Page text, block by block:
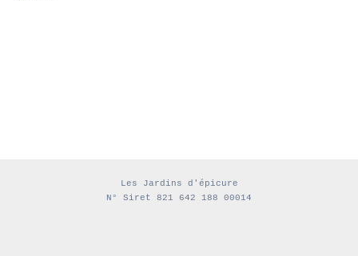
Les Jardins d'épicure
N° Siret 821 642 188 00014